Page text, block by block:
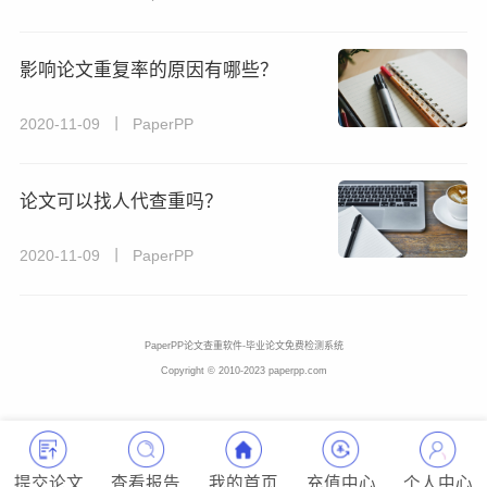
影响论文重复率的原因有哪些？
2020-11-09 丨 PaperPP
论文可以找人代查重吗？
2020-11-09 丨 PaperPP
PaperPP论文查重软件-毕业论文免费检测系统
Copyright © 2010-2023 paperpp.com
提交论文 查看报告 我的首页 充值中心 个人中心